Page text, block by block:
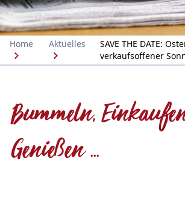
Home Aktuelles
SAVE THE DATE:
verkaufsoffener
Bummeln,
Genießen ...